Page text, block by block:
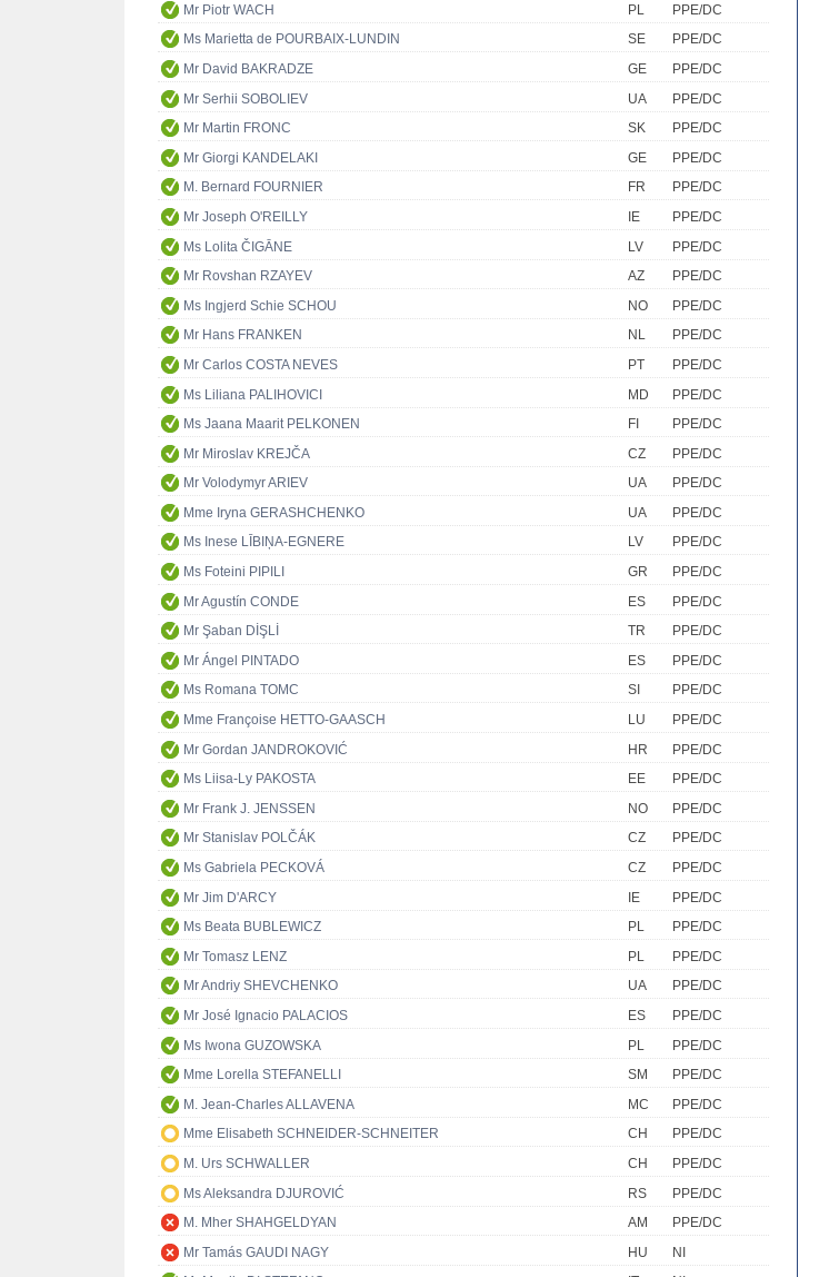
Mr Piotr WACH
PL
PPE/DC
Ms Marietta de POURBAIX-LUNDIN
SE
PPE/DC
Mr David BAKRADZE
GE
PPE/DC
Mr Serhii SOBOLIEV
UA
PPE/DC
Mr Martin FRONC
SK
PPE/DC
Mr Giorgi KANDELAKI
GE
PPE/DC
M. Bernard FOURNIER
FR
PPE/DC
Mr Joseph O'REILLY
IE
PPE/DC
Ms Lolita ČIGĀNE
LV
PPE/DC
Mr Rovshan RZAYEV
AZ
PPE/DC
Ms Ingjerd Schie SCHOU
NO
PPE/DC
Mr Hans FRANKEN
NL
PPE/DC
Mr Carlos COSTA NEVES
PT
PPE/DC
Ms Liliana PALIHOVICI
MD
PPE/DC
Ms Jaana Maarit PELKONEN
FI
PPE/DC
Mr Miroslav KREJČA
CZ
PPE/DC
Mr Volodymyr ARIEV
UA
PPE/DC
Mme Iryna GERASHCHENKO
UA
PPE/DC
Ms Inese LĪBIŅA-EGNERE
LV
PPE/DC
Ms Foteini PIPILI
GR
PPE/DC
Mr Agustín CONDE
ES
PPE/DC
Mr Şaban DİŞLİ
TR
PPE/DC
Mr Ángel PINTADO
ES
PPE/DC
Ms Romana TOMC
SI
PPE/DC
Mme Françoise HETTO-GAASCH
LU
PPE/DC
Mr Gordan JANDROKOVIĆ
HR
PPE/DC
Ms Liisa-Ly PAKOSTA
EE
PPE/DC
Mr Frank J. JENSSEN
NO
PPE/DC
Mr Stanislav POLČÁK
CZ
PPE/DC
Ms Gabriela PECKOVÁ
CZ
PPE/DC
Mr Jim D'ARCY
IE
PPE/DC
Ms Beata BUBLEWICZ
PL
PPE/DC
Mr Tomasz LENZ
PL
PPE/DC
Mr Andriy SHEVCHENKO
UA
PPE/DC
Mr José Ignacio PALACIOS
ES
PPE/DC
Ms Iwona GUZOWSKA
PL
PPE/DC
Mme Lorella STEFANELLI
SM
PPE/DC
M. Jean-Charles ALLAVENA
MC
PPE/DC
Mme Elisabeth SCHNEIDER-SCHNEITER
CH
PPE/DC
M. Urs SCHWALLER
CH
PPE/DC
Ms Aleksandra DJUROVIĆ
RS
PPE/DC
M. Mher SHAHGELDYAN
AM
PPE/DC
Mr Tamás GAUDI NAGY
HU
NI